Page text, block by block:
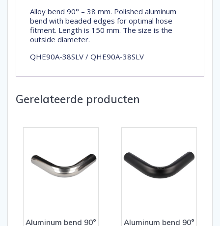
Alloy bend 90° – 38 mm. Polished aluminum
bend with beaded edges for optimal hose
fitment. Length is 150 mm. The size is the
outside diameter.
QHE90A-38SLV / QHE90A-38SLV
Gerelateerde producten
Aluminum bend 90°
Aluminum bend 90°